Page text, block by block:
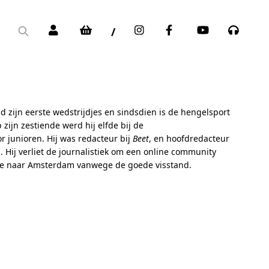
/
zijn eerste wedstrijdjes en sindsdien is de hengelsport
zijn zestiende werd hij elfde bij de
junioren. Hij was redacteur bijBeet, en hoofdredacteur
Hij verliet de journalistiek om een online community
Amsterdam vanwege de goede visstand.